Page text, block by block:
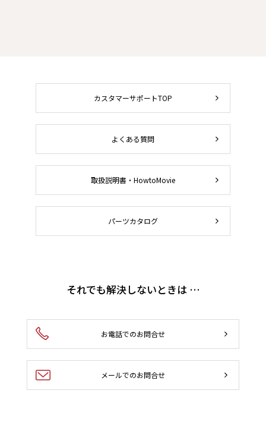
カスタマーサポートTOP
よくある質問
取扱説明書・HowtoMovie
パーツカタログ
それでも解決しないときは …
お電話でのお問合せ
メールでのお問合せ